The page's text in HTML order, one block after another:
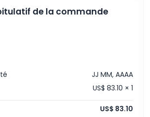
de la commande
JJ MM, AAAA
US$ 83.10 × 1
US$ 83.10